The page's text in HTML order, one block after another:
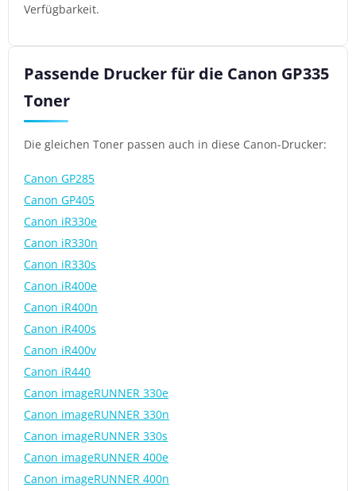
Verfügbarkeit.
Passende Drucker für die Canon GP335
Toner
Die gleichen Toner passen auch in diese Canon-Drucker:
Canon GP285
Canon GP405
Canon iR330e
Canon iR330n
Canon iR330s
Canon iR400e
Canon iR400n
Canon iR400s
Canon iR400v
Canon iR440
Canon imageRUNNER 330e
Canon imageRUNNER 330n
Canon imageRUNNER 330s
Canon imageRUNNER 400e
Canon imageRUNNER 400n